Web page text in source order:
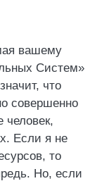
вашему
Систем»
что
совершенно
человек,
Если я не
то
Но, если